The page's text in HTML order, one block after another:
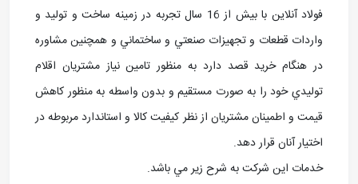
فولاد آنلاین با بيش از 16 سال تجربه در زمينه ساخت و توليد و
واردات قطعات و تجهيزات صنعتي و ساختماني و همچنين مشاوره
در هنگام خريد قصد دارد به منظور تامين نياز مشتريان اقلام
توليدي خود را به صورت مستقيم و بدون واسطه به منظور کاهش
قيمت و اطمينان مشتريان از نظر کيفيت کالا و استاندارد مربوطه در
اختيار آنان قرار دهد.
خدمات اين شرکت به شرح زير مي باشد.